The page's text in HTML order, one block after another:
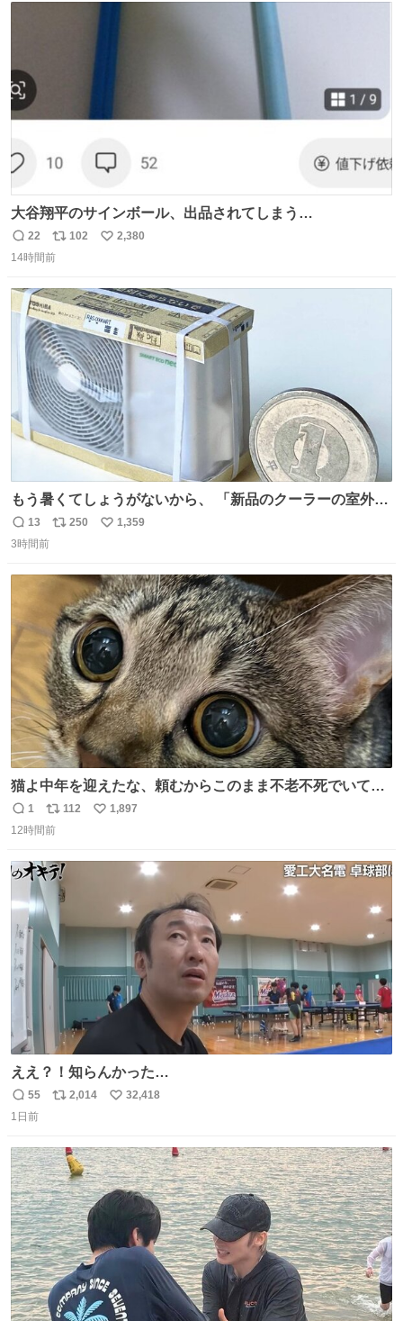
さで亡くなりましたが、この家具達をとても大切にしてお
大谷翔平のサインボール、出品されてしまう…
返
信
22
リ
ポ
ト
数
102
い
数
2,380
14時間前
もう暑くてしょうがないから、 「新品のクーラーの室外機
のミニチュア」 でも見ていってよ
返
信
13
リ
数
250
い
数
1,359
3時間前
猫よ中年を迎えたな、頼むからこのまま不老不死でいてく
れ…と願ってから、いや人間の家族が死に絶えて猫だけこ
の世に置いていくなんてひどいことはできない…と思って
愛がられて困ることもなかろうなと思ったのでやっぱり猫
よ不老不死でいてくれ
返
信
1
リ
ポ
ト
112
い
1,897
12時間前
ええ？！知らんかった…
返
信
55
リ
ト
数
2,014
い
数
32,418
1日前